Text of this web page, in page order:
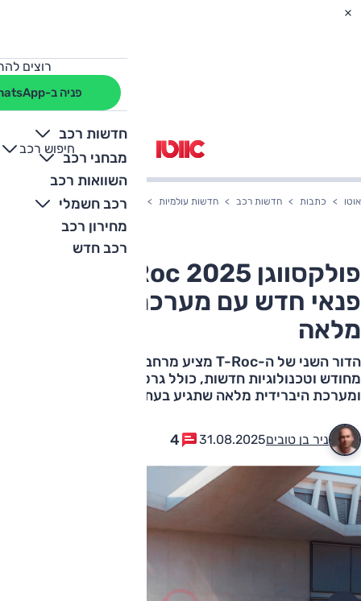
רוצים
פניה ב-WhatsApp
חדשות רכב
מבחני רכב
השוואות רכב
רכב חשמלי
מחירון רכב
רכב חדש
חיפוש רכב
+
-
אוטו כתבות חדשות רכב חדשות עולמיות פולקסווגן T-Roc 2025: רכב פנאי חדש עם מערכת היברידית מלאה
פנאי חדש עם מערכת היברידית
מלאה
הדור השני של ה-T-Roc מציע מרחב פנימי מוגדל, עיצוב
מחודש וטכנולוגיות חדשות, כולל גרסאות היברידיות קלות
ומערכת היברידית מלאה שתגיע בעתיד
ניר בן טובים31.08.2025
4